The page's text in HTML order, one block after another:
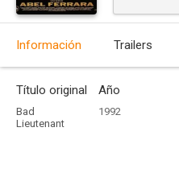
Información Trailers
Título original
Bad
Lieutenant
Año
1992